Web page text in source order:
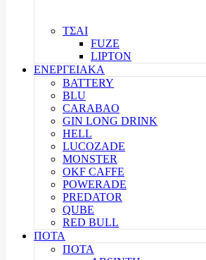
ΤΣΑΙ
FUZE
LIPTON
ΕΝΕΡΓΕΙΑΚΑ
BATTERY
BLU
CARABAO
GIN LONG DRINK
HELL
LUCOZADE
MONSTER
OKF CAFFE
POWERADE
PREDATOR
QUBE
RED BULL
ΠΟΤΑ
ΠΟΤΑ